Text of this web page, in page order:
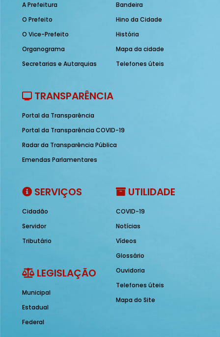
A Prefeitura
O Prefeito
O Vice-Prefeito
Organograma
Secretarias e Autarquias
Bandeira
Hino da Cidade
História
Mapa da cidade
Telefones úteis
TRANSPARÊNCIA
Portal da Transparência
Portal da Transparência COVID-19
Radar da Transparência Pública
Emendas Parlamentares
SERVIÇOS
Cidadão
Servidor
Tributário
LEGISLAÇÃO
Municipal
Estadual
Federal
UTILIDADE
COVID-19
Notícias
Vídeos
Glossário
Ouvidoria
Telefones úteis
Mapa do Site